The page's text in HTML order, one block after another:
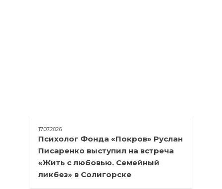
17.07.2026
Психолог Фонда «Покров» Руслан
Писаренко выступил на встреча
«Жить с любовью. Семейный
ликбез» в Солигорске